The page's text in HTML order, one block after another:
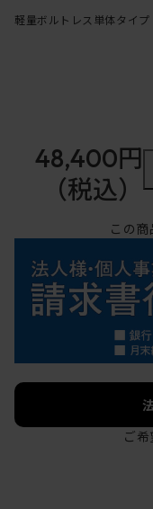
軽量ボルトレス単体タイ
48,400円
（税込）
この
ご希